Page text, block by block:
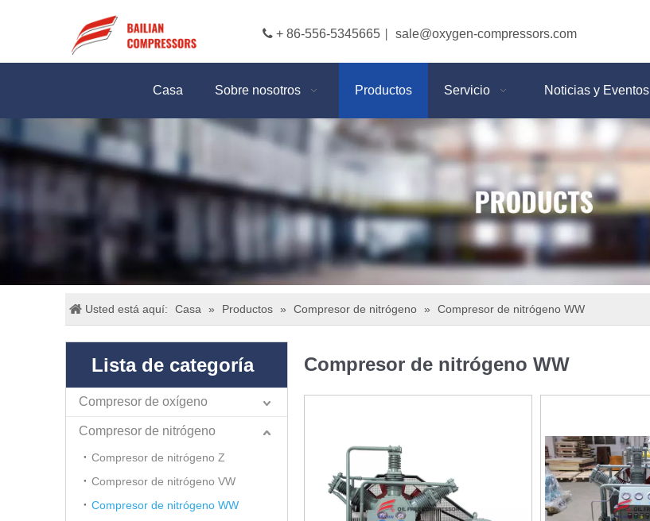
 + 86-556-5345665 sale@oxygen-compressors.com
Casa Sobre nosotros Productos Servicio Noticias y Eventos
Usted está aquí: Casa » Productos » Compresor de nitrógeno » Compresor de nitrógeno WW
Lista de categoría
Compresor de oxígeno
Compresor de nitrógeno
Compresor de nitrógeno Z
Compresor de nitrógeno VW
Compresor de nitrógeno WW
Compresor de nitrógeno WW